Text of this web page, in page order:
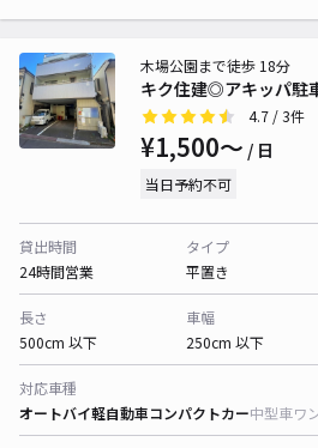
キク住建◎アキッパ駐
木場公園まで徒歩 18分
4.7 / 3件
¥1,500〜 / 日
当日予約不可
貸出時間
24時間営業
タイプ
平置き
長さ
500cm 以下
車幅
250cm 以下
対応車種
オートバイ軽自動車コンパクトカー中型車ワ